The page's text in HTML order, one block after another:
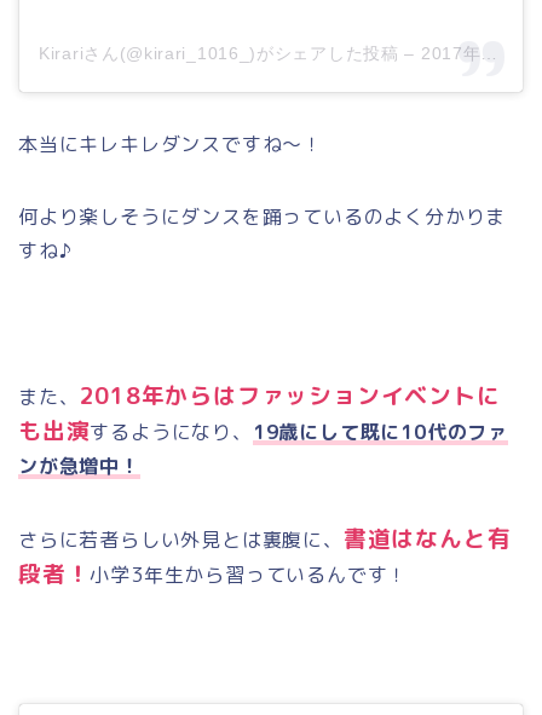
Kirariさん(@kirari_1016_)がシェアした投稿 – 2017年 1月月28日午前2時58分PST
本当にキレキレダンスですね～！
何より楽しそうにダンスを踊っているのよく分かりま
すね♪
また、 2018年からはファッションイベントに
も出演するようになり、 19歳にして既に10代のファ
ンが急増中！
さらに若者らしい外見とは裏腹に、 書道はなんと有
段者！小学3年生から習っているんです！